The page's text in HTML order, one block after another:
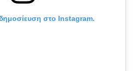
δημοσίευση στο Instagram.